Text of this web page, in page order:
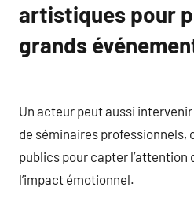
artistiques pour
grands
Un acteur peut aussi
de séminaires professionnels,
publics pour capter l’attention
l’impact émotionnel.